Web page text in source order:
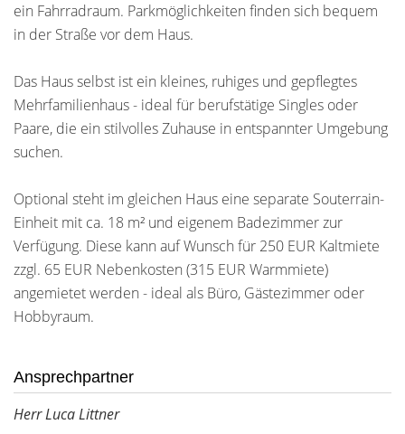
ein Fahrradraum. Parkmöglichkeiten finden sich bequem
in der Straße vor dem Haus.
Das Haus selbst ist ein kleines, ruhiges und gepflegtes
Mehrfamilienhaus - ideal für berufstätige Singles oder
Paare, die ein stilvolles Zuhause in entspannter Umgebung
suchen.
Optional steht im gleichen Haus eine separate Souterrain-
Einheit mit ca. 18 m² und eigenem Badezimmer zur
Verfügung. Diese kann auf Wunsch für 250 EUR Kaltmiete
zzgl. 65 EUR Nebenkosten (315 EUR Warmmiete)
angemietet werden - ideal als Büro, Gästezimmer oder
Hobbyraum.
Ansprechpartner
Herr Luca Littner